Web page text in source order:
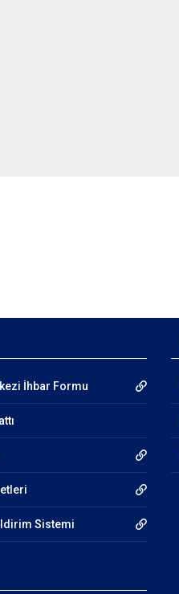
İhbar Formu
Sistemi